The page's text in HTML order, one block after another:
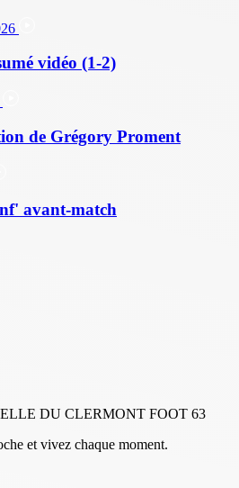
vidéo (1-2)
de Grégory Proment
avant-match
DU CLERMONT FOOT 63
et vivez chaque moment.